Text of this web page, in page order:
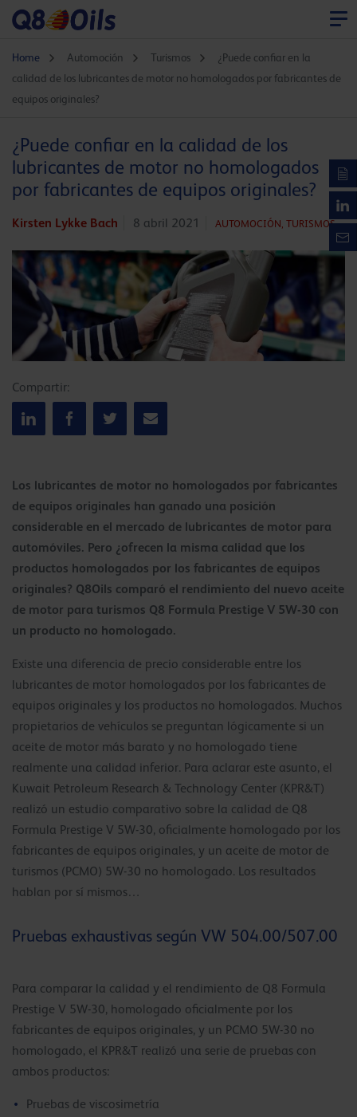
Home Automoción Turismos
¿Puede confiar en la
calidad de los lubricantes de motor no homologados por fabricantes de
equipos originales?
¿Puede confiar en la calidad de los
lubricantes de motor no homologados
por fabricantes de equipos originales?
Kirsten Lykke Bach 8 abril 2021 AUTOMOCIÓN, TURISMOS
Compartir:
Los lubricantes de motor no homologados por fabricantes
de equipos originales han ganado una posición
considerable en el mercado de lubricantes de motor para
automóviles. Pero ¿ofrecen la misma calidad que los
productos homologados por los fabricantes de equipos
originales? Q8Oils comparó el rendimiento del nuevo aceite
de motor para turismos Q8 Formula Prestige V 5W-30 con
un producto no homologado.
Existe una diferencia de precio considerable entre los
lubricantes de motor homologados por los fabricantes de
equipos originales y los productos no homologados. Muchos
propietarios de vehículos se preguntan lógicamente si un
aceite de motor más barato y no homologado tiene
realmente una calidad inferior. Para aclarar este asunto, el
Kuwait Petroleum Research & Technology Center (KPR&T)
realizó un estudio comparativo sobre la calidad de Q8
Formula Prestige V 5W-30, oficialmente homologado por los
fabricantes de equipos originales, y un aceite de motor de
turismos (PCMO) 5W-30 no homologado. Los resultados
hablan por sí mismos…
Pruebas exhaustivas según VW 504.00/507.00
Para comparar la calidad y el rendimiento de Q8 Formula
Prestige V 5W-30, homologado oficialmente por los
fabricantes de equipos originales, y un PCMO 5W-30 no
homologado, el KPR&T realizó una serie de pruebas con
ambos productos:
Pruebas de viscosimetría